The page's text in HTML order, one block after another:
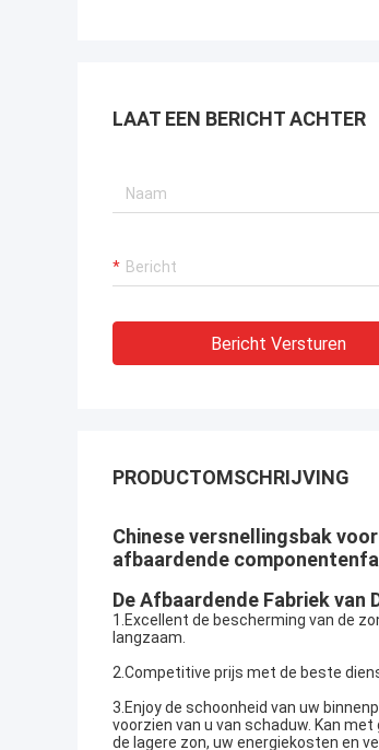
LAAT EEN BERICHT ACHTER
Bericht Versturen
PRODUCTOMSCHRIJVING
Chinese versnellingsbak
afbaardende
De Afbaardende Fabriek
1.Excellent de bescherming van de
langzaam.
2.Competitive prijs met de beste
3.Enjoy de schoonheid van uw
voorzien van u van schaduw. Kan
de lagere zon, uw energiekosten en